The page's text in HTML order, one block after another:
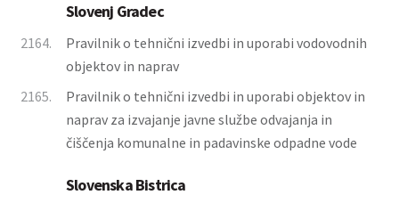
Slovenj Gradec
2164.
Pravilnik o tehnični izvedbi in uporabi vodovodnih
objektov in naprav
2165.
Pravilnik o tehnični izvedbi in uporabi objektov in
naprav za izvajanje javne službe odvajanja in
čiščenja komunalne in padavinske odpadne vode
Slovenska Bistrica